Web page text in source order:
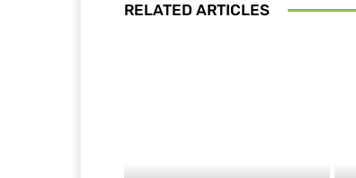
RELATED ARTICLES